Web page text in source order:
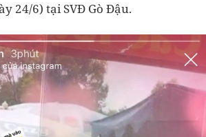
24/6) tại SVĐ Gò Đậu.